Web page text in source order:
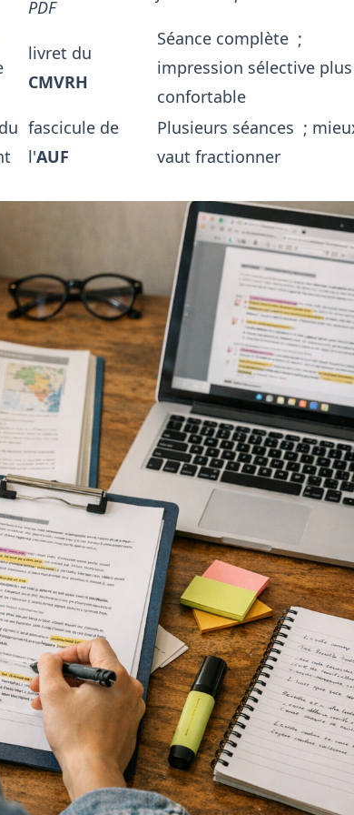
PDF
livret du
CMVRH
Séance complète ;
impression sélective plus
confortable
fascicule de
l'AUF
Plusieurs séances ;
vaut fractionner